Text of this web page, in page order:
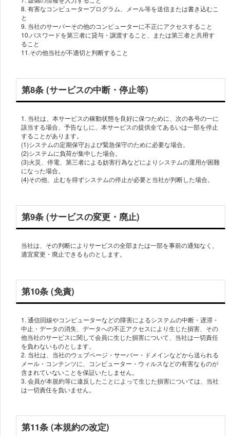
8. 有害なコンピュータープログラム、メール等を送信または書き込むこ
と
9. 当社のサーバーその他のコンピューターに不正にアクセスすること
10.パスワードを第三者に貸与・譲渡すること、または第三者と共用す
ること
11.その他当社が不適切と判断すること
第8条 (サービスの中断・停止等)
1. 当社は、本サービスの稼動状態を良好に保つために、次の各号の一に
該当する場合、予告なしに、本サービスの提供全てあるいは一部を停止
することがあります。
(1)システムの定期保守および緊急保守のために必要な場合。
(2)システムに負荷が集中した場合。
(3)火災、停電、第三者による妨害行為などによりシステムの運用が困難
になった場合。
(4)その他、止むを得ずシステムの停止が必要と当社が判断した場合。
第9条 (サービスの変更・廃止)
当社は、その判断によりサービスの全部または一部を事前の通知なく、
適宜変更・廃止できるものとします。
第10条 (免責)
1. 通信回線やコンピューターなどの障害によるシステムの中断・遅滞・
中止・データの消失、データへの不正アクセスにより生じた損害、その
他当社のサービスに関して会員に生じた損害について、当社は一切責任
を負わないものとします。
2. 当社は、当社のウェブページ・サーバー・ドメインなどから送られる
メール・コンテンツに、コンピューター・ウィルスなどの有害なものが
含まれていないことを保証いたしません。
3. 会員が本規約等に違反したことによって生じた損害については、当社
は一切責任を負いません。
第11条 (本規約の改定)